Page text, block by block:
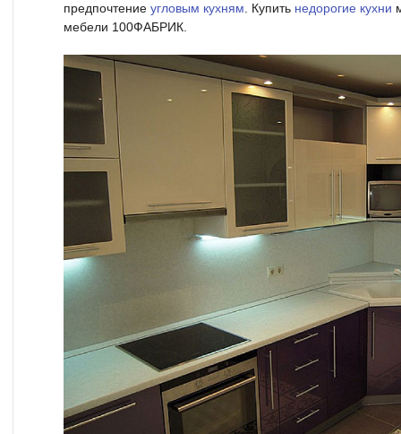
предпочтение угловым кухням . Купить недорогие кухни
мебели 100ФАБРИК.